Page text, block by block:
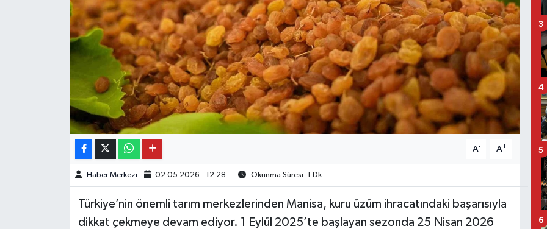
A- A+
Haber Merkezi 02.05.2026 - 12:28 Okunma Süresi: 1 Dk
Türkiye’nin önemli tarım merkezlerinden Manisa, kuru üzüm ihracatındaki başarısıyla
dikkat çekmeye devam ediyor. 1 Eylül 2025’te başlayan sezonda 25 Nisan 2026
3
4
5
6
FİNANS